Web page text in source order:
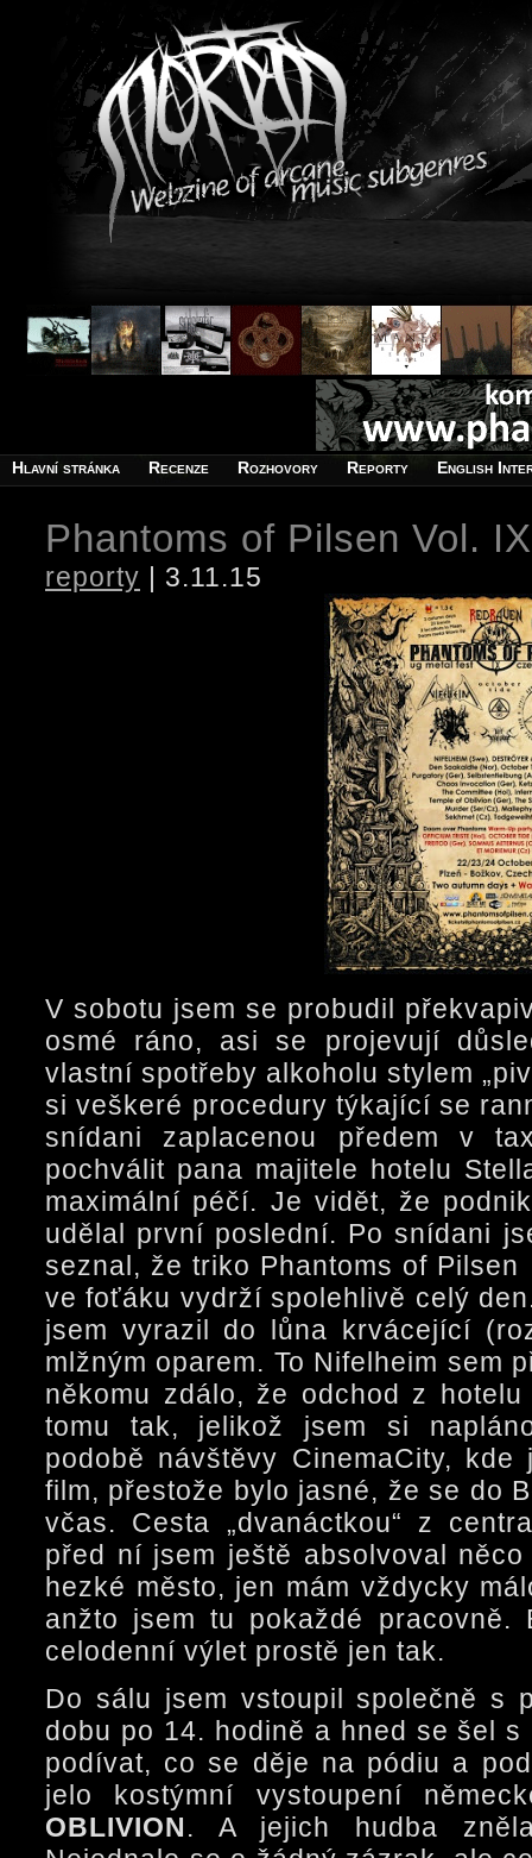
Hlavní stránka Recenze Rozhovory Reporty English
Phantoms of Pilsen Vol.
reporty | 3.11.15
V sobotu jsem se probudil
osmé ráno, asi se projevují
vlastní spotřeby alkoholu stylem
si veškeré procedury týkající se
snídani zaplacenou předem v
pochválit pana majitele hotelu
maximální péčí. Je vidět, že
udělal první poslední. Po snídani
seznal, že triko Phantoms of
ve foťáku vydrží spolehlivě celý
jsem vyrazil do lůna krvácející
mlžným oparem. To Nifelheim sem
někomu zdálo, že odchod z
tomu tak, jelikož jsem si
podobě návštěvy CinemaCity,
film, přestože bylo jasné, že se do
včas. Cesta „dvanáctkou“ z
před ní jsem ještě absolvoval
hezké město, jen mám vždycky
anžto jsem tu pokaždé pracovně.
celodenní výlet prostě jen tak.
Do sálu jsem vstoupil společně s
dobu po 14. hodině a hned se šel
podívat, co se děje na pódiu a
jelo kostýmní vystoupení
OBLIVION. A jejich hudba